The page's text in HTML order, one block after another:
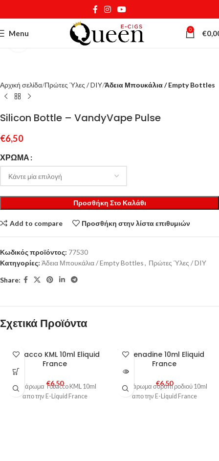
Menu 0 €
Κάντε κλικ για μεγέθυνση
Αρχική σελίδα Πρώτες Ύλες / DIY Άδεια Μπουκάλια / Empty Bottles
Silicon Bottle – VandyVape Pulse
€6,50
ΧΡΏΜΑ
Προσθήκη Στο Καλάθι
Add to compare Προσθήκη στην λίστα επιθυμιών
Κωδικός προϊόντος: 77530
Κατηγορίες: Άδεια Μπουκάλια / Empty Bottles, Πρώτες Ύλες / DIY
Share:
Σχετικά Προϊόντα
Tobacco KML 10ml Eliquid
France
€6,50
DIY άρωμα Tobacco KML 10ml
απο την E-Liquid France
SOLD
OUTGrenadine 10ml Eliquid
France
€6,50
DIY άρωμα συρόπι ροδιού 10ml
απο την E-Liquid France